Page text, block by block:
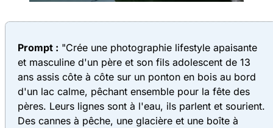
Prompt : "Crée une photographie lifestyle apaisante
et masculine d'un père et son fils adolescent de 13
ans assis côte à côte sur un ponton en bois au bord
d'un lac calme, pêchant ensemble pour la fête des
pères. Leurs lignes sont à l'eau, ils parlent et sourient.
Des cannes à pêche, une glacière et une boîte à